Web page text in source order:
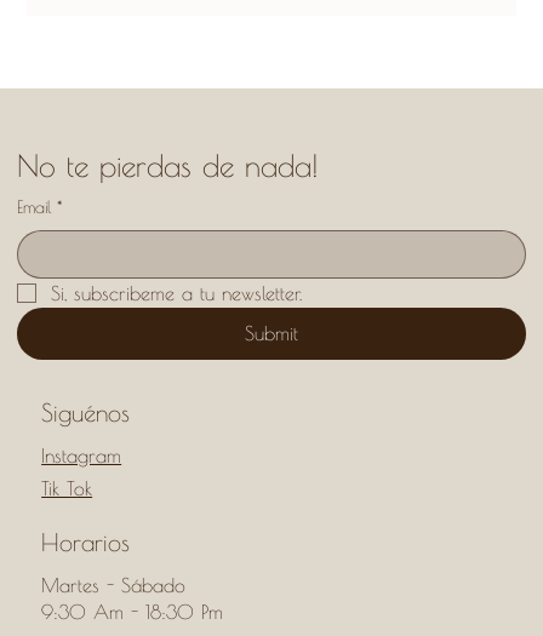
No te pierdas de nada!
Email *
Si, subscribeme a tu newsletter.
Submit
Siguénos
Instagram
Tik Tok
Horarios
Martes - Sábado
9:30 Am - 18:30 Pm